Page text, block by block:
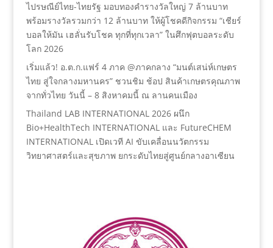
ไปรษณีย์ไทย-ไทยรัฐ มอบทองคำรางวัลใหญ่ 7 ล้านบาท
พร้อมรางวัลรวมกว่า 12 ล้านบาท ให้ผู้โชคดีกิจกรรม “เชียร์
บอลให้มัน เฮลั่นรับโชค ทุกที่ทุกเวลา” ในศึกฟุตบอลระดับ
โลก 2026
เริ่มแล้ว! อ.ต.ก.แฟร์ 4 ภาค @ภาคกลาง “มนต์เสน่ห์เกษตร
ไทย สู่ใจกลางมหานคร” ชวนชิม ช้อป สินค้าเกษตรคุณภาพ
จากทั่วไทย วันนี้ – 8 สิงหาคมนี้ ณ ลานคนเมือง
Thailand LAB INTERNATIONAL 2026 ผนึก
Bio+HealthTech INTERNATIONAL และ FutureCHEM
INTERNATIONAL เปิดเวที AI ขับเคลื่อนนวัตกรรม
วิทยาศาสตร์และสุขภาพ ยกระดับไทยสู่ศูนย์กลางอาเซียน